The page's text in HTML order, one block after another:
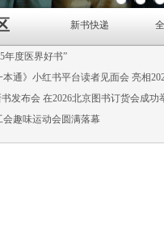
1 2 3
新书快递
年度医界好书”
通》小红书平台读者见面会 亮相
发布会 在2026北京图书订货会成功
会趣味运动会圆满落幕